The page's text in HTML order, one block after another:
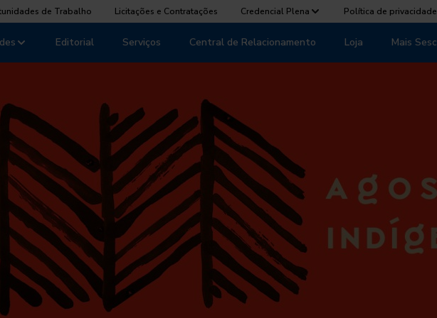
de Trabalho Licitações e Contratações Credencial Plena Política de privacidade
Editorial Serviços Central de Relacionamento Loja Mais Sesc